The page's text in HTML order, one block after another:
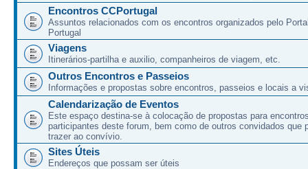
Encontros CCPortugal
Assuntos relacionados com os encontros organizados pelo
Portugal
Viagens
Itinerários-partilha e auxilio, companheiros de viagem, etc.
Outros Encontros e Passeios
Informações e propostas sobre encontros, passeios e locais a
Calendarização de Eventos
Este espaço destina-se à colocação de propostas para
participantes deste forum, bem como de outros convidados que
trazer ao convívio.
Sites Úteis
Endereços que possam ser úteis